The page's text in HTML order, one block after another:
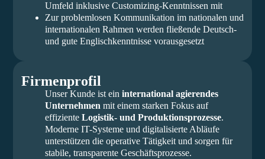
Umfeld inklusive Customizing-Kenntnissen mit
Zur problemlosen Kommunikation im nationalen und
internationalen Rahmen werden fließende Deutsch-
und gute Englischkenntnisse vorausgesetzt
Firmenprofil
Unser Kunde ist ein international agierendes
Unternehmen mit einem starken Fokus auf
effiziente Logistik- und Produktionsprozesse.
Moderne IT-Systeme und digitalisierte Abläufe
unterstützen die operative Tätigkeit und sorgen für
stabile, transparente Geschäftsprozesse.